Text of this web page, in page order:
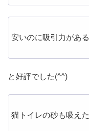
安いのに吸引力がある
と好評でした(^^)
猫トイレの砂も吸えた